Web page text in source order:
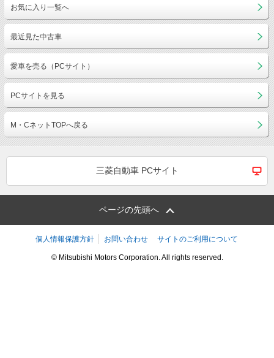
お気に入り一覧へ
最近見た中古車
愛車を売る（PCサイト）
PCサイトを見る
M・CネットTOPへ戻る
三菱自動車 PCサイト
ページの先頭へ
個人情報保護方針 お問い合わせ サイトのご利用について
© Mitsubishi Motors Corporation. All rights reserved.